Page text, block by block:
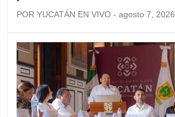
POR YUCATÁN EN VIVO - agosto 7, 2026